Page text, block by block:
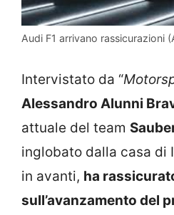
Audi F1 arrivano rassicurazioni
Intervistato da “
Alessandro Alunni
attuale del team
inglobato dalla casa di
in avanti, ha
sull’avanzamento del